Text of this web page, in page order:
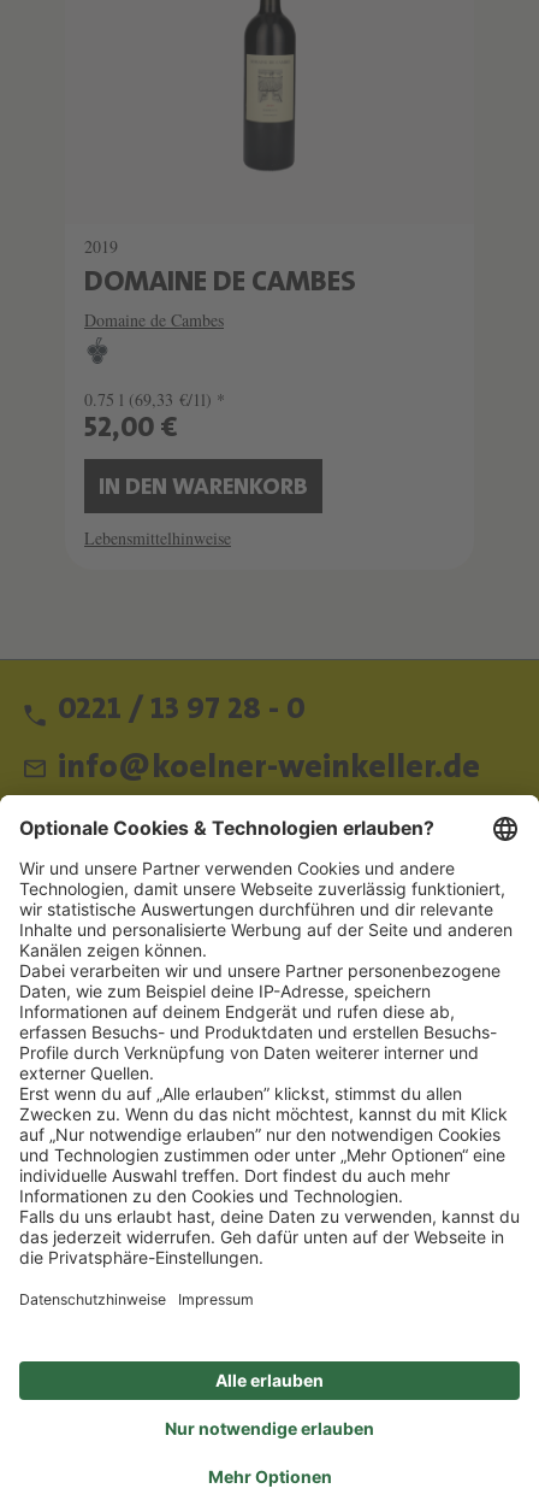
2019
DOMAINE DE CAMBES
Domaine de Cambes
0.75 l (69,33 €/1l) *
52,00 €
IN DEN WARENKORB
Lebensmittelhinweise
0221 / 13 97 28 - 0
info@koelner-weinkeller.de
Schnellzugriff
ZAHLUNGSMETHODEN
SOCIAL
NEWSLETTER
BESUCHEN SIE UNS
Alle Preise inkl. gesetzl. Mehrwertsteuer zzgl. Versandkosten und ggf.
Nachnahmegebühren, wenn nicht anders angegeben.
Zertifizierter Bio-Fachhändler